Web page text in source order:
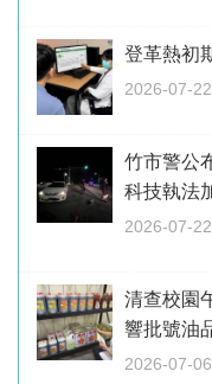
登革熱初
2026-07-
竹市警公
科技執法
2026-07-
清查校園
響批號油
2026-07-